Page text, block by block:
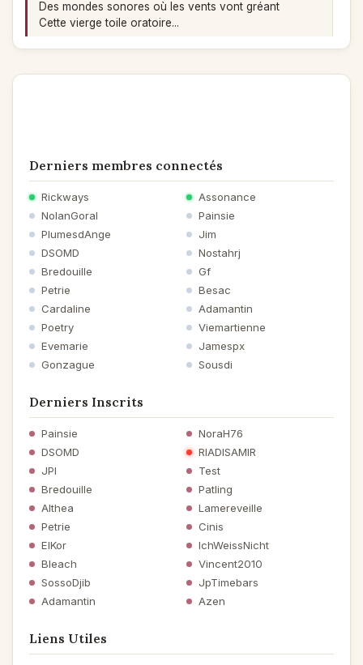
Des mondes sonores où les vents vont gréant
Cette vierge toile oratoire...
le 14/12/2023 à 10:05
Impie, blasphématoire, apostat, mécréant !
Mais, Dieu ! Comment ne pas y croire
Tant ce que raconte l'Histoire
Atteste ce poème athée d'impénitent !
horloger, maître du temps
Derniers membres connectés
Rickways
Assonance
NolanGoral
Painsie
PlumesdAnge
Jim
DSOMD
Nostahrj
Bredouille
Gf
Petrie
Besac
Cardaline
Adamantin
Poetry
Viemartienne
Evemarie
Jamespx
Gonzague
Sousdi
Derniers Inscrits
Painsie
NoraH76
DSOMD
RIADISAMIR
JPI
Test
Bredouille
Patling
Althea
Lamereveille
Petrie
Cinis
ElKor
IchWeissNicht
Bleach
Vincent2010
SossoDjib
JpTimebars
Adamantin
Azen
Liens Utiles